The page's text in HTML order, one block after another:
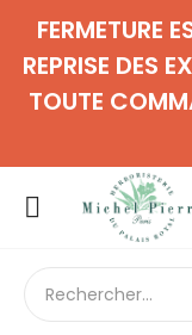
FERMETURE
REPRISE DES
TOUTE